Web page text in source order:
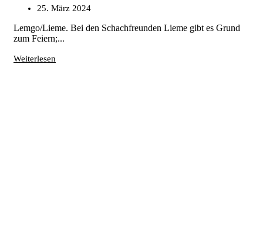
25. März 2024
Lemgo/Lieme. Bei den Schachfreunden Lieme gibt es Grund
zum Feiern;...
Weiterlesen